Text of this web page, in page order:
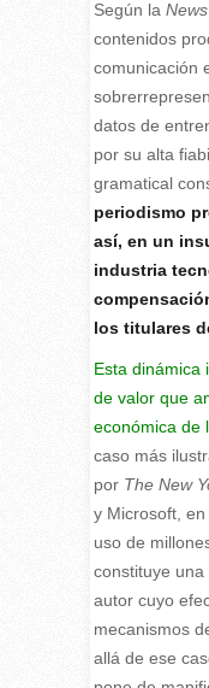
Según la
contenidos
comunicación
datos de
por su alta
gramatical
periodismo
así, en un
industria
los titulares
Esta dinámica
de valor que
económica de
caso más
por The New
y Microsoft,
uso de
constituye
autor cuyo
mecanismos
allá de ese